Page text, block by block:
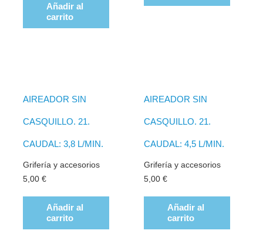
Añadir al
carrito
AIREADOR SIN
CASQUILLO. 21.
CAUDAL: 3,8 L/MIN.
Grifería y accesorios
5,00€
Añadir al
carrito
AIREADOR SIN
CASQUILLO. 21.
CAUDAL: 4,5 L/MIN.
Grifería y accesorios
5,00 €
Añadir al
carrito